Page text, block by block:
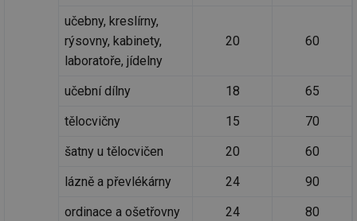
učebny, kreslírny,
rýsovny, kabinety,
laboratoře, jídelny
20 60
učební dílny 18
65
tělocvičny
15
70
šatny u tělocvičen
20
60
lázně a převlékárny
24
90
ordinace a ošetřovny
24
80